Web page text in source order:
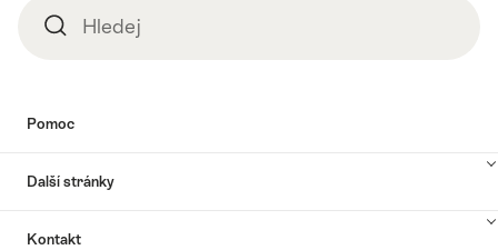
HledejHledej
Pomoc
Další stránky
Kontakt